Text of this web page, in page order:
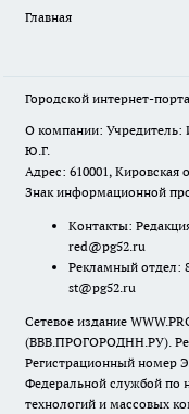
Главная
Городской интернет-
О компании: Учредитель:
Ю.Г.
Адрес: 610001, Кировская
Знак информационной
Контакты:
red@pg52.ru
Рекламный отдел:
st@pg52.ru
Сетевое издание
(ВВВ.ПРОГОРОДНН.РУ).
Регистрационный номер
Федеральной службой по
технологий и массовых